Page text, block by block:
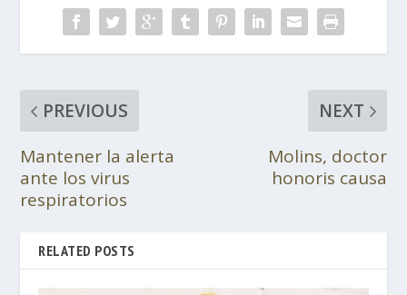
PREVIOUS
Mantener la alerta
ante los virus
respiratorios
NEXT
Molins, doctor
honoris causa
RELATED POSTS